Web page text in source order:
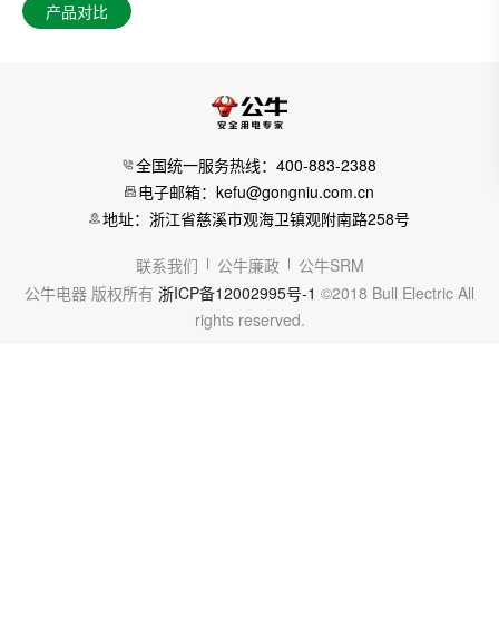
产品对比
全国统一服务热线：400-883-2388
电子邮箱：kefu@gongniu.com.cn
地址：浙江省慈溪市观海卫镇观附南路258号
联系我们 公牛廉政
公牛SRM
公牛电器 版权所有 浙ICP备12002995号-1 ©2018 Bull Electric All
rights reserved.